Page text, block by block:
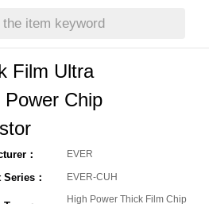
item keyword
Film Ultra
Power Chip
： EVER
： EVER-CUH
High Power Thick Film Chip